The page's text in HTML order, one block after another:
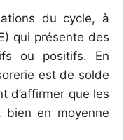
du cycle, à
qui présente des
ou positifs. En
est de solde
d’affirmer que les
bien en moyenne